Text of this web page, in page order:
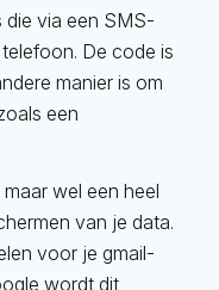
die via een SMS-
De code is
manier is om
een
wel een heel
van je data.
voor je gmail-
wordt dit